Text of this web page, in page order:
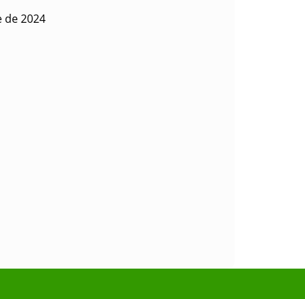
de 2024